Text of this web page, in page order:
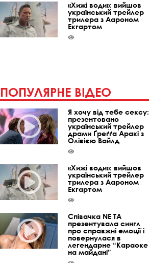
«Хижі води»: вийшов
український трейлер
трилера з Аароном
Екгартом
ПОПУЛЯРНЕ ВІДЕО
Я хочу від тебе сексу:
презентовано
український трейлер
драми Ґреґґа Аракі з
Олівією Вайлд
«Хижі води»: вийшов
український трейлер
трилера з Аароном
Екгартом
Співачка NE TA
презентувала сингл
про справжні емоції і
повернулася в
легендарне “Караоке
на майдані”